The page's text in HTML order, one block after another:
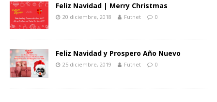
Feliz Navidad | Merry Christmas
20 diciembre, 2018 Futnet 0
Feliz Navidad y Prospero Año Nuevo
25 diciembre, 2019 Futnet 0